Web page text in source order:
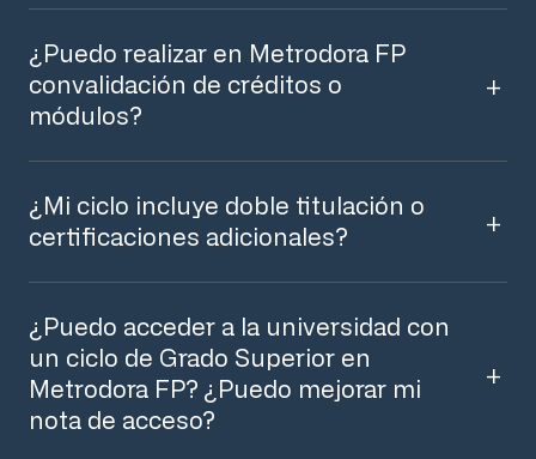
¿Puedo realizar en Metrodora FP
convalidación de créditos o
módulos?
¿Mi ciclo incluye doble titulación o
certificaciones adicionales?
¿Puedo acceder a la universidad con
un ciclo de Grado Superior en
Metrodora FP? ¿Puedo mejorar mi
nota de acceso?